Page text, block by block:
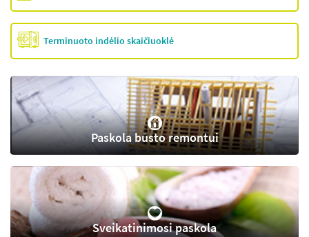
Terminuoto indėlio skaičiuoklė
Paskola būsto remontui
Sveikatinimosi paskola